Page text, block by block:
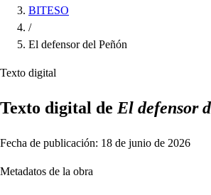
BITESO
/
El defensor del Peñón
Texto digital
Texto digital de El defensor
Fecha de publicación: 18 de junio de 2026
Metadatos de la obra